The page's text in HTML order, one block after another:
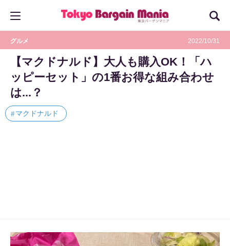
グルメ 2022/10/31
【マクドナルド】大人も購入OK！「ハ
ッピーセット」の1番お得な組み合わせ
は...？
マクドナルド